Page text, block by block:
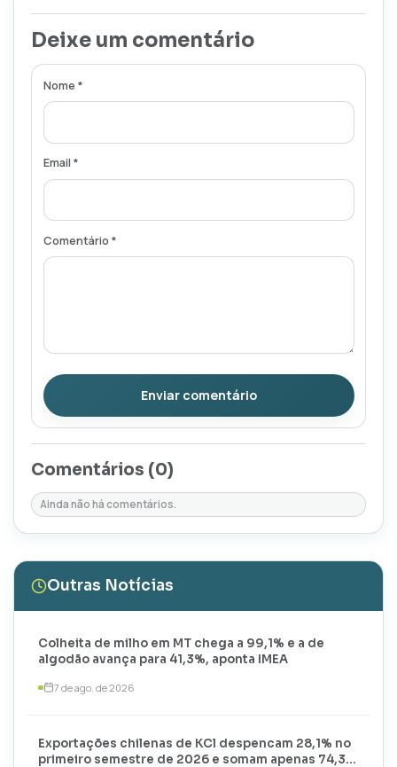
Deixe um comentário
Nome *
Email *
Comentário *
Enviar comentário
Comentários (0)
Ainda não há comentários.
Outras Notícias
Colheita de milho em MT chega a 99,1% e a de
algodão avança para 41,3%, aponta IMEA
7 de ago. de 2026
Exportações chilenas de KCl despencam 28,1% no
primeiro semestre de 2026 e somam apenas 74,3